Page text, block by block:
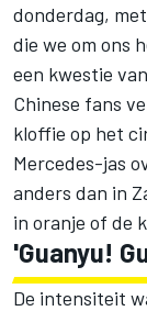
donderdag,
die we om ons
een kwestie
Chinese fans
kloffie op het
Mercedes-jas
anders dan in
in oranje of de
'Guanyu!
De intensiteit